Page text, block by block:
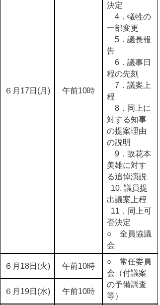
６月17日(月) 午前10時
決定
4．犠牲の
一部変更
5．議長報
告
6．議事日
程の先刻
7．議案上
程
8．同上に
対する知事
の提案理由
の説明
9．故花本
美雄に対す
る追悼演説
10. 議員提
出議案上程
11．同上可
否決定
○ 全員協議
会
６月18日(火) 午前10時
○ 常任委員
会（付議案
の予備調査
等）
６月19日(水) 午前10時